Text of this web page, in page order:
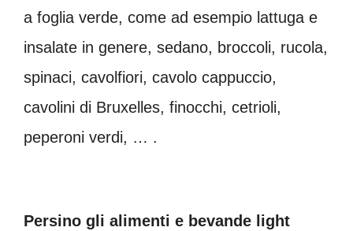
a foglia verde, come ad esempio lattuga e
insalate in genere, sedano, broccoli, rucola,
spinaci, cavolfiori, cavolo cappuccio,
cavolini di Bruxelles, finocchi, cetrioli,
peperoni verdi, … .
Persino gli alimenti e bevande light